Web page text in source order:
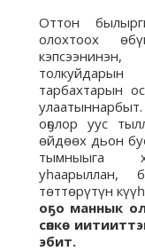
Оттон
олохтоох
тарбахтарын
оҕолор уус
өйдөөх дьон
тымныыга
уһаарыллан,
төттөрүтүн
оҕо маннык
сөпкө
эбит.